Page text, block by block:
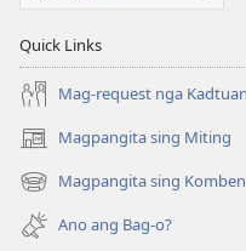
Quick Links
Mag-request nga
Magpangita sing Miting
(opens
new
window)
Magpangita sing
(opens
new
window)
Ano ang Bag-o?